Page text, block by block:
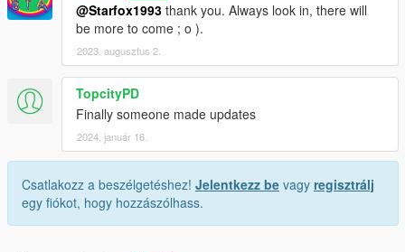
@Starfox1993 thank you. Always look in, there will
be more to come ; o ).
2023. augusztus 2.
TopcityPD
Finally someone made updates
2024. január 16.
Csatlakozz a beszélgetéshez! Jelentkezz be vagy regisztrálj
egy fiókot, hogy hozzászólhass.